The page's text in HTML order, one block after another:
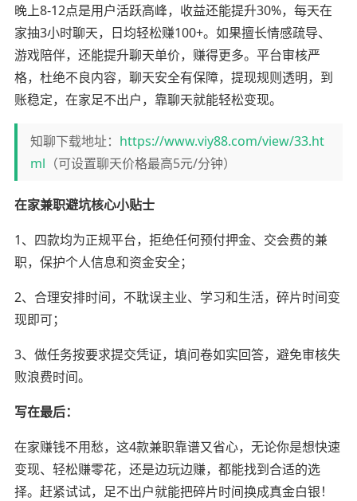
晚上8-12点是用户活跃高峰，收益还能提升30%，每天在
家抽3小时聊天，日均轻松赚100+。如果擅长情感疏导、
游戏陪伴，还能提升聊天单价，赚得更多。平台审核严
格，杜绝不良内容，聊天安全有保障，提现规则透明，到
账稳定，在家足不出户，靠聊天就能轻松变现。
知聊下载地址： https://www.viy88.com/view/33.ht
ml （可设置聊天价格最高5元/分钟）
在家兼职避坑核心小贴士
1、四款均为正规平台，拒绝任何预付押金、交会费的兼
职，保护个人信息和资金安全；
2、合理安排时间，不耽误主业、学习和生活，碎片时间变
现即可；
3、做任务按要求提交凭证，填问卷如实回答，避免审核失
败浪费时间。
写在最后：
在家赚钱不用愁，这4款兼职靠谱又省心，无论你是想快速
变现、轻松赚零花，还是边玩边赚，都能找到合适的选
择。赶紧试试，足不出户就能把碎片时间换成真金白银！